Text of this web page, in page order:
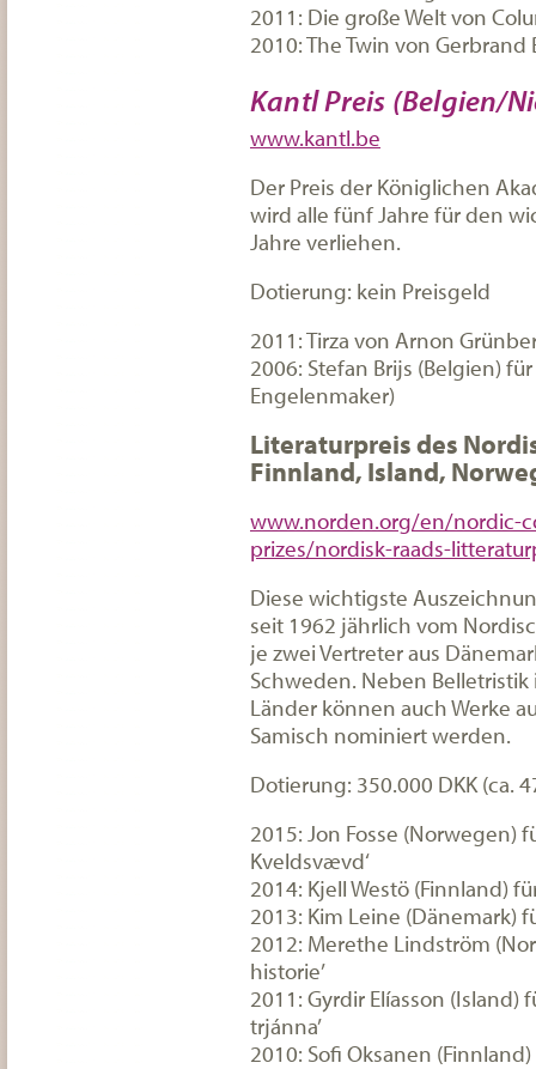
2011: Die große Welt von
2010: The Twin von Gerbrand
Kantl Preis (Belgien/
www.kantl.be
Der Preis der Königlichen
wird alle fünf Jahre für den
Jahre verliehen.
Dotierung: kein Preisgeld
2011: Tirza von Arnon
2006: Stefan Brijs (Belgien)
Engelenmaker)
Literaturpreis des
Finnland, Island,
www.norden.org/en/nordic-
prizes/nordisk-raads-
Diese wichtigste
seit 1962 jährlich vom
je zwei Vertreter aus
Schweden. Neben
Länder können auch Werke
Samisch nominiert werden.
Dotierung: 350.000 DKK (ca.
2015: Jon Fosse (Norwegen)
Kveldsvævd‘
2014: Kjell Westö (Finnland)
2013: Kim Leine (Dänemark)
2012: Merethe Lindström
historie’
2011: Gyrdir Elíasson (Island)
trjánna’
2010: Sofi Oksanen